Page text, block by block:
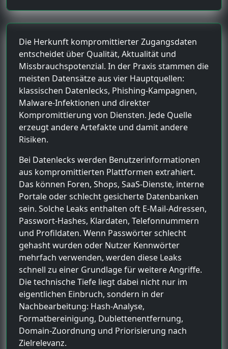
Die Herkunft kompromittierter Zugangsdaten
entscheidet über Qualität, Aktualität und
Missbrauchspotenzial. In der Praxis stammen die
meisten Datensätze aus vier Hauptquellen:
klassischen Datenlecks, Phishing-Kampagnen,
Malware-Infektionen und direkter
Kompromittierung von Diensten. Jede Quelle
erzeugt andere Artefakte und damit andere
Risiken.
Bei Datenlecks werden Benutzerinformationen
aus kompromittierten Plattformen extrahiert.
Das können Foren, Shops, SaaS-Dienste, interne
Portale oder schlecht gesicherte Datenbanken
sein. Solche Leaks enthalten oft E-Mail-Adressen,
Passwort-Hashes, Klardaten, Telefonnummern
und Profildaten. Wenn Passwörter schlecht
gehasht wurden oder Nutzer Kennwörter
mehrfach verwenden, werden diese Leaks
schnell zu einer Grundlage für weitere Angriffe.
Die technische Tiefe liegt dabei nicht nur im
eigentlichen Einbruch, sondern in der
Nachbearbeitung: Hash-Analyse,
Formatbereinigung, Dublettenentfernung,
Domain-Zuordnung und Priorisierung nach
Zielrelevanz.